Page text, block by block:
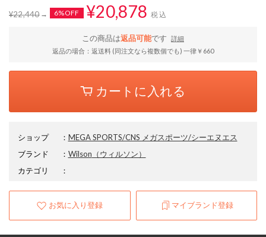
¥22,440 6%OFF ¥20,878 税込
この商品は返品可能です
詳細
返品の場合：返送料 (同注文なら複数個でも) 一律￥660
カートに入れる
ショップ ： MEGA SPORTS/CNS メガスポーツ/シーエヌエス
ブランド
： Wilson （ウィルソン）
カテゴリ
：
お気に入り登録 マイブランド登録